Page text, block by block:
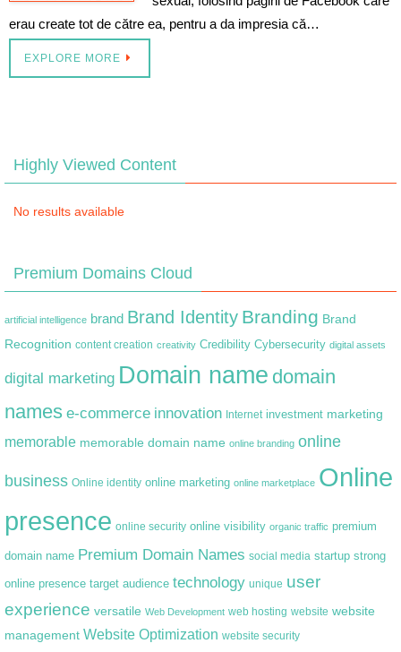
erau create tot de către ea, pentru a da impresia că…
EXPLORE MORE
Highly Viewed Content
No results available
Premium Domains Cloud
artificial intelligence brand Brand Identity Branding Brand
Recognition content creation creativity Credibility Cybersecurity digital assets
digital marketing Domain name domain
names e-commerce innovation Internet investment marketing
memorable memorable domain name online branding online
business Online identity online marketing online marketplace Online
presence online security online visibility organic traffic premium
domain name Premium Domain Names social media startup strong
online presence target audience technology unique user
experience versatile Web Development web hosting website website
management Website Optimization website security